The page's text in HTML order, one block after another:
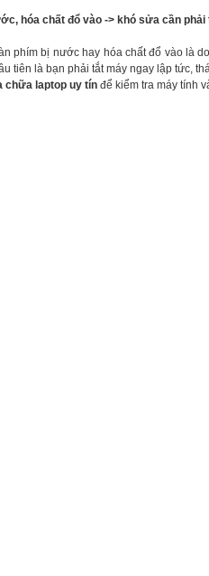
hóa chất đổ vào -> khó sửa cần phải
phím bị nước hay hóa chất đổ vào là
tiên là bạn phải tắt máy ngay lập tức,
chữa laptop uy tín để kiểm tra máy tính